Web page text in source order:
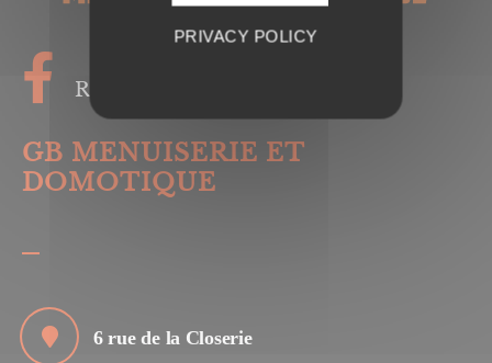
Rejoignez-nous
GB MENUISERIE ET
DOMOTIQUE
6 rue de la Closerie
PRIVACY POLICY